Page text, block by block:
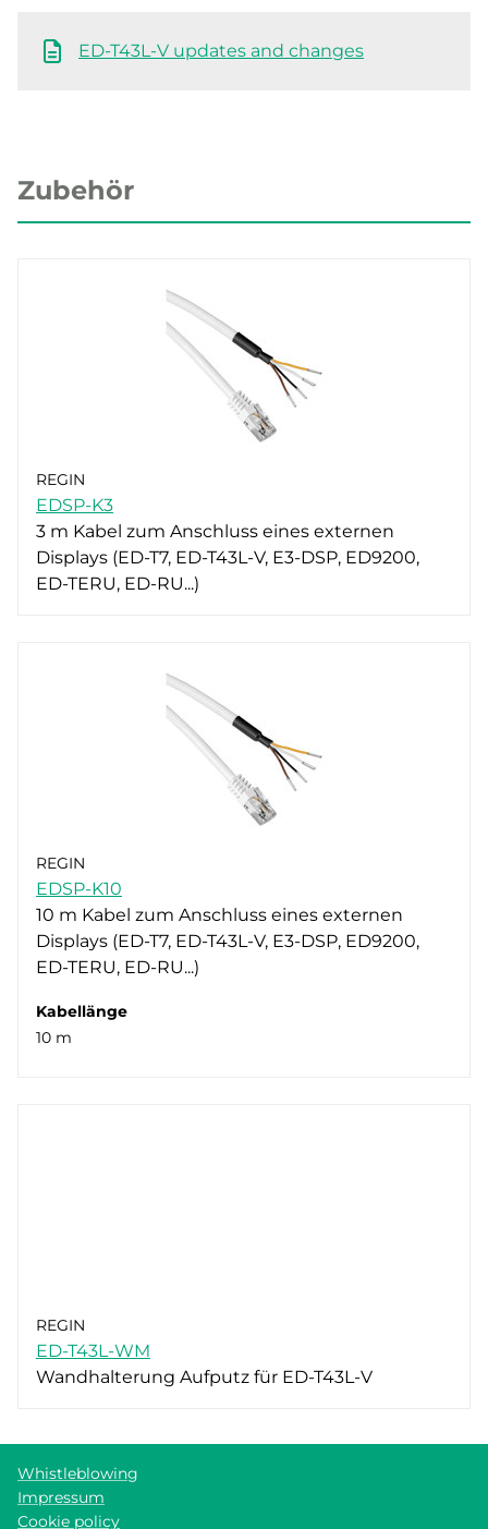
ED-T43L-V updates and changes
Zubehör
REGIN
EDSP-K3
3 m Kabel zum Anschluss eines externen
Displays (ED-T7, ED-T43L-V, E3-DSP, ED9200,
ED-TERU, ED-RU...)
REGIN
EDSP-K10
10 m Kabel zum Anschluss eines externen
Displays (ED-T7, ED-T43L-V, E3-DSP, ED9200,
ED-TERU, ED-RU...)
Kabellänge
10 m
REGIN
ED-T43L-WM
Wandhalterung Aufputz für ED-T43L-V
Whistleblowing
Impressum
Cookie policy